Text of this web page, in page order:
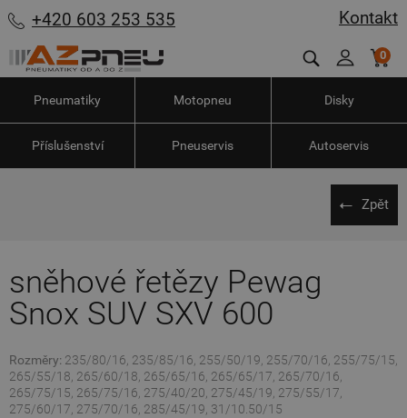
Kontakt
+420 603 253 535
0
Pneumatiky Motopneu Disky
Příslušenství Pneuservis Autoservis
Zpět
sněhové řetězy Pewag
Snox SUV SXV 600
Rozměry: 235/80/16, 235/85/16, 255/50/19, 255/70/16, 255/75/15,
265/55/18, 265/60/18, 265/65/16, 265/65/17, 265/70/16,
265/75/15, 265/75/16, 275/40/20, 275/45/19, 275/55/17,
275/60/17, 275/70/16, 285/45/19, 31/10.50/15